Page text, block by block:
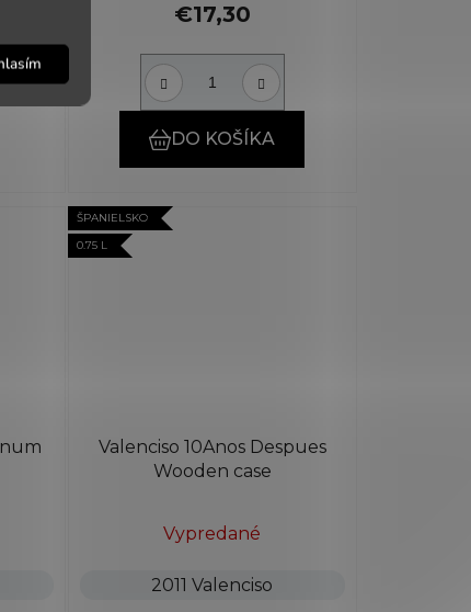
€17,30
DO KOŠÍKA
ŠPANIELSKO
0.75 L
Valenciso 10Anos Despues
Wooden case
Vypredané
2011 Valenciso